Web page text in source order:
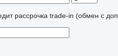
рассрочка trade-in (обмен с